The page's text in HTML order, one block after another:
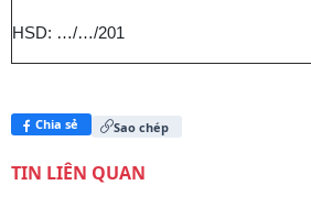
HSD: …/…/201
Chia sẻ Sao chép
TIN LIÊN QUAN